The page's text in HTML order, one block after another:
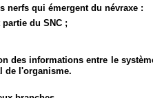
nerfs qui émergent du névraxe :
du SNC ;
des informations entre le
de l'organisme.